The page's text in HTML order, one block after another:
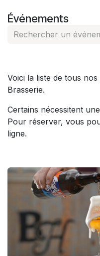
Événements
Voici la liste de tous
Brasserie.
Certains nécessitent
Pour réserver, vous
ligne.